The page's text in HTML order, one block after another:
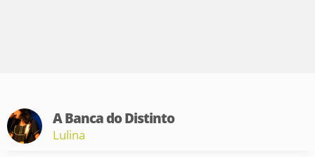
A Banca do Distinto
Lulina